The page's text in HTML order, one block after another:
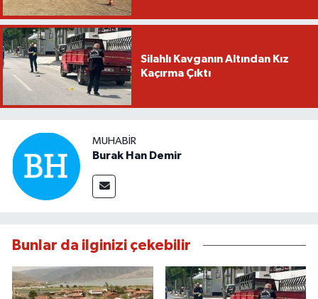
Silahlı Kavganın Altından Kız
Kaçırma Çıktı
MUHABIR
Burak Han Demir
Bunlar da ilginizi çekebilir